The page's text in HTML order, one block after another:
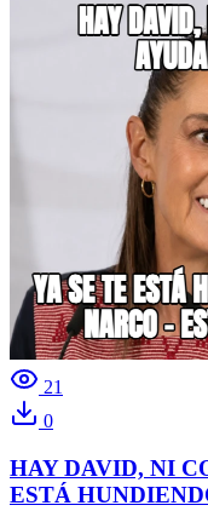
21
0
HAY DAVID, NI
ESTÁ